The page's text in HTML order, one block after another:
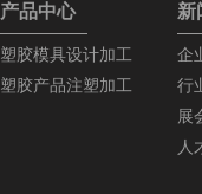
产品中心
塑胶模具设计加工
塑胶产品注塑加工
新
企
行
展
人